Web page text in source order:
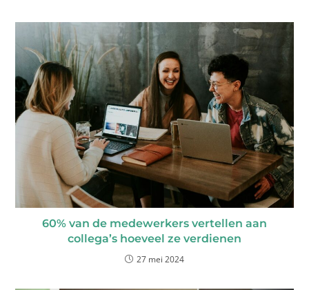
60% van de medewerkers vertellen aan
collega’s hoeveel ze verdienen
27 mei 2024